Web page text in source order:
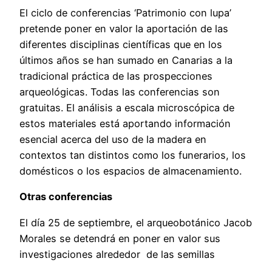
El ciclo de conferencias ‘Patrimonio con lupa’
pretende poner en valor la aportación de las
diferentes disciplinas científicas que en los
últimos años se han sumado en Canarias a la
tradicional práctica de las prospecciones
arqueológicas. Todas las conferencias son
gratuitas. El análisis a escala microscópica de
estos materiales está aportando información
esencial acerca del uso de la madera en
contextos tan distintos como los funerarios, los
domésticos o los espacios de almacenamiento.
Otras conferencias
El día 25 de septiembre, el arqueobotánico Jacob
Morales se detendrá en poner en valor sus
investigaciones alrededor de las semillas